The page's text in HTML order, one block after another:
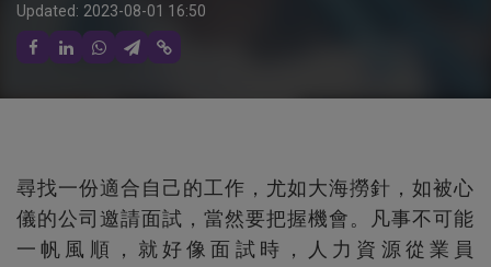
Updated: 2023-08-01 16:50
尋找一份適合自己的工作，尤如大海撈針，如被心
儀的公司邀請面試，當然要把握機會。凡事不可能
一帆風順，就好像面試時，人力資源從業員